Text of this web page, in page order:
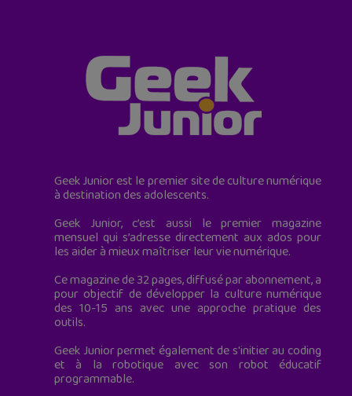
Geek Junior est le premier site de culture numérique
à destination des adolescents.
Geek Junior, c’est aussi le premier magazine
mensuel qui s’adresse directement aux ados pour
les aider à mieux maîtriser leur vie numérique.
Ce magazine de 32 pages, diffusé par abonnement, a
pour objectif de développer la culture numérique
des 10-15 ans avec une approche pratique des
outils.
Geek Junior permet également de s'initier au coding
et à la robotique avec son robot éducatif
programmable.